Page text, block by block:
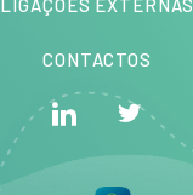
LIGAÇÕES EXTERNAS
CONTACTOS